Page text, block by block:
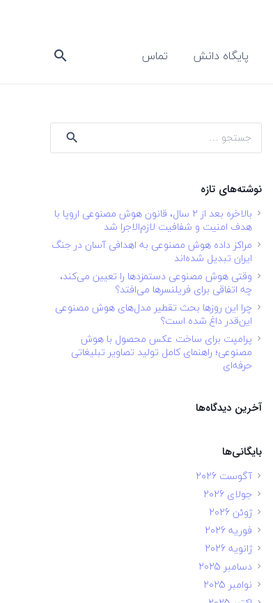
پایگاه دانش تماس search
جستجو
برای:
نوشته‌های تازه
بالاخره بعد از ۲ سال، قانون هوش مصنوعی اروپا با
هدف امنیت و شفافیت لازم‌الاجرا شد
مراکز داده هوش مصنوعی به اهدافی آسان در جنگ
ایران تبدیل شده‌اند
وقتی هوش مصنوعی دستمزدها را تعیین می‌کند،
چه اتفاقی برای فریلنسرها می‌افتد؟
چرا این روزها بحث تقطیر مدل‌های هوش مصنوعی
این‌قدر داغ شده است؟
پرامپت برای ساخت عکس محصول با هوش
مصنوعی؛ راهنمای کامل تولید تصاویر تبلیغاتی
حرفه‌ای
آخرین دیدگاه‌ها
بایگانی‌ها
آگوست 2026
جولای 2026
ژوئن 2026
فوریه 2026
ژانویه 2026
دسامبر 2025
نوامبر 2025